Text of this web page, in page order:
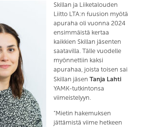
Skillan ja Liiketalouden
Liitto LTA:n fuusion myötä
apuraha oli vuonna 2024
ensimmäistä kertaa
kaikkien Skillan jäsenten
saatavilla. Tälle vuodelle
myönnettiin kaksi
apurahaa, joista toisen sai
Skillan jäsenTanja Lahti
YAMK-tutkintonsa
viimeistelyyn.
”Mietin hakemuksen
jättämistä viime hetkeen